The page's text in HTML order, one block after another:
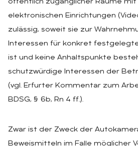
öffentlich zugänglicher Räume
elektronischen Einrichtungen
zulässig, soweit sie zur
Interessen für konkret
ist und keine Anhaltspunkte
schutzwürdige Interessen der
(vgl. Erfurter Kommentar zum
BDSG, § 6b, Rn 4 ff.).
Zwar ist der Zweck der
Beweismitteln im Falle möglicher